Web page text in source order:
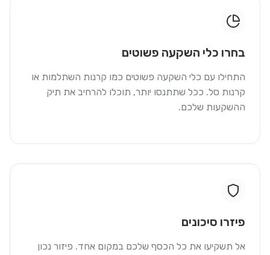
בחרו כלי השקעה פשוטים
התחילו עם כלי השקעה פשוטים כמו קרנות השתלמות או
קרנות סל. ככל שתתנסו יותר, תוכלו להרחיב את תיק
ההשקעות שלכם.
פיזרו סיכונים
אל תשקיעו את כל הכסף שלכם במקום אחד. פיזור נכון